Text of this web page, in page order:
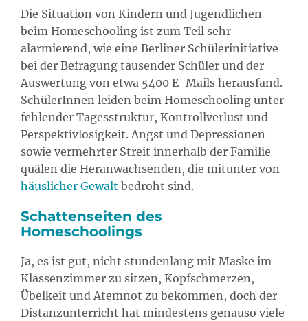
Die Situation von Kindern und Jugendlichen
beim Homeschooling ist zum Teil sehr
alarmierend, wie eine Berliner Schülerinitiative
bei der Befragung tausender Schüler und der
Auswertung von etwa 5400 E-Mails herausfand.
SchülerInnen leiden beim Homeschooling unter
fehlender Tagesstruktur, Kontrollverlust und
Perspektivlosigkeit. Angst und Depressionen
sowie vermehrter Streit innerhalb der Familie
quälen die Heranwachsenden, die mitunter von
häuslicher Gewalt bedroht sind.
Schattenseiten des
Homeschoolings
Ja, es ist gut, nicht stundenlang mit Maske im
Klassenzimmer zu sitzen, Kopfschmerzen,
Übelkeit und Atemnot zu bekommen, doch der
Distanzunterricht hat mindestens genauso viele